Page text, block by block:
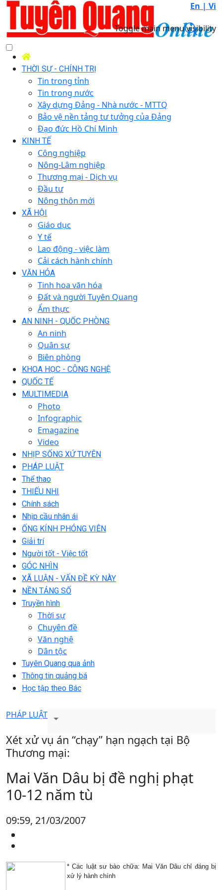
En | Vi
Toggle main menu visibility
THỜI SỰ - CHÍNH TRỊ
Tin trong tỉnh
Tin trong nước
Xây dựng Đảng - Nhà nước - MTTQ
Bảo vệ nền tảng tư tưởng của Đảng
Đạo đức Hồ Chí Minh
KINH TẾ
Công nghiệp
Nông-Lâm nghiệp
Thương mại - Dịch vụ
Đầu tư
Nông thôn mới
XÃ HỘI
Giáo dục
Y tế
Lao động - việc làm
Cải cách hành chính
VĂN HÓA
Tinh hoa văn hóa
Đất và người Tuyên Quang
Ẩm thực
AN NINH - QUỐC PHÒNG
An ninh
Quân sự
Biên phòng
KHOA HỌC - CÔNG NGHỆ
QUỐC TẾ
MULTIMEDIA
Photo
Infographic
Emagazine
Video
NHỊP SỐNG XỨ TUYÊN
PHÁP LUẬT
Thể thao
THIẾU NHI
Chính sách
Nhịp cầu nhân ái
ỐNG KÍNH PHÓNG VIÊN
Giải trí
Người tốt - Việc tốt
GÓC NHÌN
XÃ LUẬN - VẤN ĐỀ KỲ NÀY
NỀN TẢNG SỐ
Truyền hình
Thời sự
Chuyên đề
Văn nghệ
Dân tộc
Tuyên Quang qua ảnh
Thông tin quảng bá
Học tập theo Bác
PHÁP LUẬT
Xét xử vụ án “chạy” hạn ngạch tại Bộ
Thương mại:
Mai Văn Dâu bị đề nghị phạt
10-12 năm tù
09:59, 21/03/2007
* Các luật sư bào chữa: Mai Văn Dâu chỉ đáng bị
xử lý hành chính